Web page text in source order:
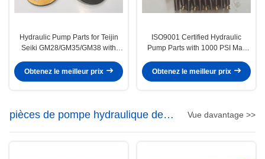
Hydraulic Pump Parts for Teijin
Seiki GM28/GM35/GM38 with
K3V180 Pump Model
Obtenez le meilleur prix
ISO9001 Certified Hydraulic
Pump Parts with 1000 PSI Max
Model
Obtenez le meilleur prix
pièces de pompe hydraulique de
Kawasaki
Vue davantage >>